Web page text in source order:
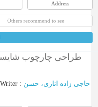
Address
Others recommend to see
طراحی چارچوب
Writer : حاجی زاده اناری، حسن